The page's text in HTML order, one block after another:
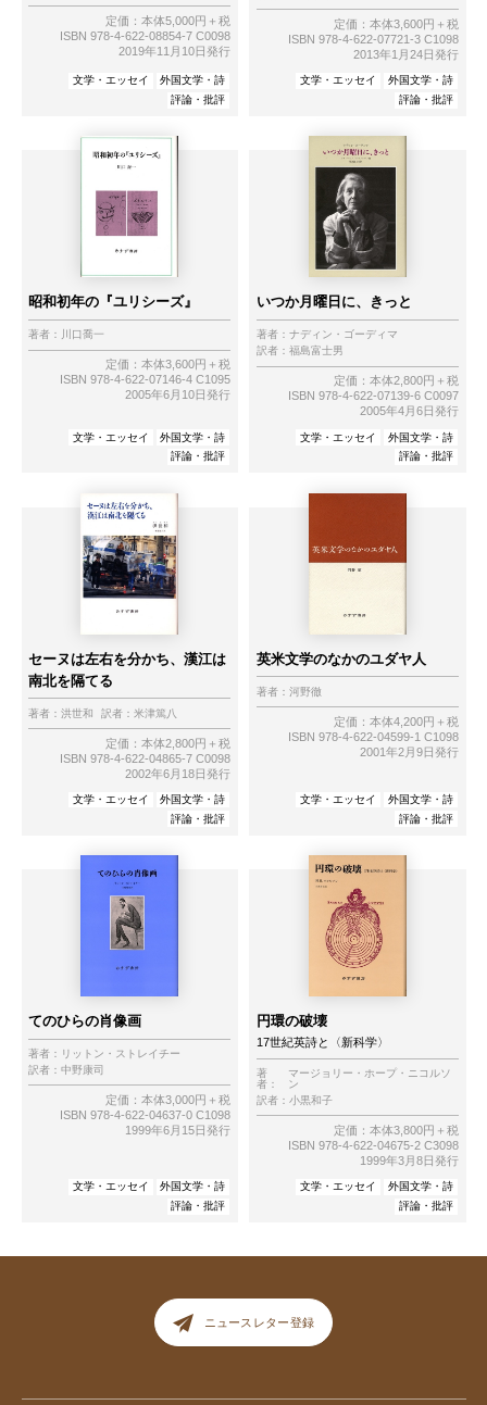
定価：本体5,000円＋税
ISBN 978-4-622-08854-7 C0098
2019年11月10日発行
文学・エッセイ
外国文学・詩
評論・批評
定価：本体3,600円＋税
ISBN 978-4-622-07721-3 C1098
2013年1月24日発行
文学・エッセイ
外国文学・詩
評論・批評
昭和初年の『ユリシーズ』
著者： 川口喬一
定価：本体3,600円＋税
ISBN 978-4-622-07146-4 C1095
2005年6月10日発行
文学・エッセイ
外国文学・詩
評論・批評
いつか月曜日に、きっと
著者： ナディン・ゴーディマ
訳者： 福島富士男
定価：本体2,800円＋税
ISBN 978-4-622-07139-6 C0097
2005年4月6日発行
文学・エッセイ
外国文学・詩
評論・批評
セーヌは左右を分かち、漢江は
南北を隔てる
著者： 洪世和 訳者： 米津篤八
定価：本体2,800円＋税
ISBN 978-4-622-04865-7 C0098
2002年6月18日発行
文学・エッセイ
外国文学・詩
評論・批評
英米文学のなかのユダヤ人
著者： 河野徹
定価：本体4,200円＋税
ISBN 978-4-622-04599-1 C1098
2001年2月9日発行
文学・エッセイ
外国文学・詩
評論・批評
てのひらの肖像画
著者： リットン・ストレイチー
訳者： 中野康司
定価：本体3,000円＋税
ISBN 978-4-622-04637-0 C1098
1999年6月15日発行
文学・エッセイ
外国文学・詩
評論・批評
円環の破壊
17世紀英詩と〈新科学〉
著
者：
マージョリー・ホープ・ニコルソ
ン
訳者： 小黒和子
定価：本体3,800円＋税
ISBN 978-4-622-04675-2 C3098
1999年3月8日発行
文学・エッセイ
外国文学・詩
評論・批評
ニュースレター登録